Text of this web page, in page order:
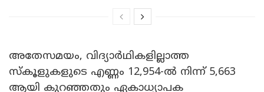
അതേസമയം, വിദ്യാർഥികളില്ലാത്ത
സ്കൂളുകളുടെ എണ്ണം 12,954-ൽ നിന്ന് 5,663
ആയി കുറഞ്ഞതും ഏകാധ്യാപക